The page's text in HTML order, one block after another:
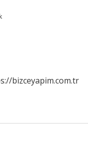
bizceyapim.com.tr